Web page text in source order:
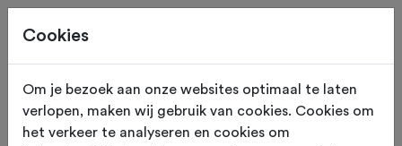
ONS WERK Gewijzigd op 13 juni 2025
Cookies
Om je bezoek aan onze websites optimaal te laten
verlopen, maken wij gebruik van cookies. Cookies om
het verkeer te analyseren en cookies om